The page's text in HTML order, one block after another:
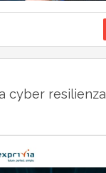
cyber resilienza